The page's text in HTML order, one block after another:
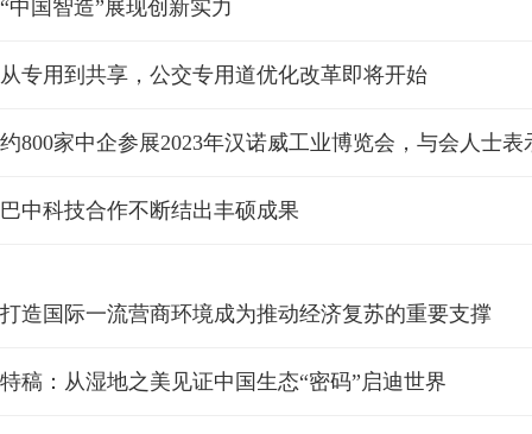
“中国智造”展现创新实力
从专用到共享，公交专用道优化改革即将开始
巴中科技合作不断结出丰硕成果
打造国际一流营商环境成为推动经济复苏的重要支撑
特稿：从湿地之美见证中国生态“密码”启迪世界